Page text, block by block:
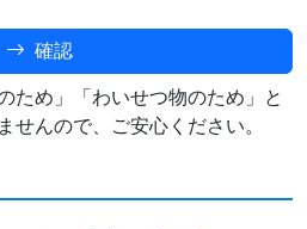
確認
ため」「わいせつ物のため」と
せんので、ご安心ください。